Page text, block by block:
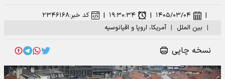
| بین الملل | آمریکا، اروپا و اقیانوسیه
| ۱۴۰۵/۰۳/۰۴ | ۱۹:۳۰:۳۴ | کد خبر:۲۳۴۶۱۶۸
نسخه چاپی